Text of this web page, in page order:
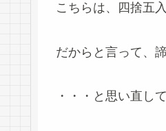
こちらは、四捨五
だからと言って、
・・・と思い直して